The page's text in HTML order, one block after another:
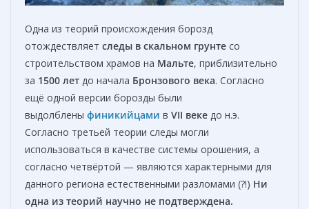
Одна из теорий происхождения борозд
отождествляет следы в скальном грунте со
строительством храмов на Мальте, приблизительно
за 1500 лет до начала Бронзового века. Согласно
ещё одной версии борозды были
выдолблены финикийцами в VII веке до н.э.
Согласно третьей теории следы могли
использоваться в качестве системы орошения, а
согласно четвёртой — являются характерными для
данного региона естественными разломами (?!) Ни
одна из теорий научно не подтверждена.